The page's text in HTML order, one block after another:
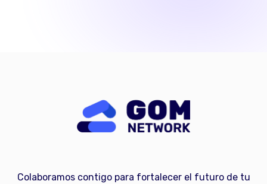
Colaboramos contigo para fortalecer el futuro de tu